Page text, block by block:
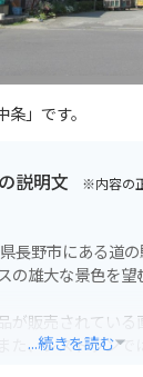
」です。
説明文 ※内容の
長野市にある道
の雄大な景色を望
が販売されてい
た、レストランで
...続きを読む